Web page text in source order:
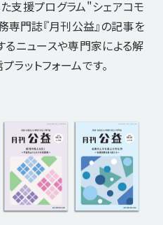
支援プログラム"シェアコモ
門誌『月刊公益』の記事を
るニュースや専門家による解
ットフォームです。